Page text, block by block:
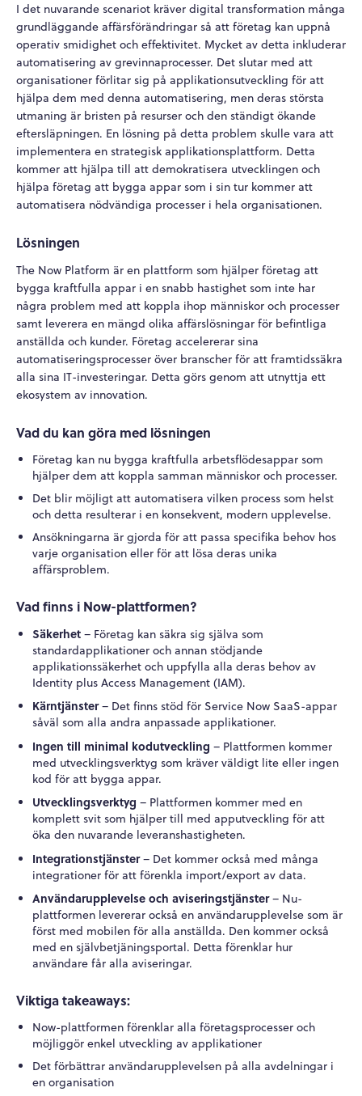
I det nuvarande scenariot kräver digital transformation många
grundläggande affärsförändringar så att företag kan uppnå
operativ smidighet och effektivitet. Mycket av detta inkluderar
automatisering av grevinnaprocesser. Det slutar med att
organisationer förlitar sig på applikationsutveckling för att
hjälpa dem med denna automatisering, men deras största
utmaning är bristen på resurser och den ständigt ökande
eftersläpningen. En lösning på detta problem skulle vara att
implementera en strategisk applikationsplattform. Detta
kommer att hjälpa till att demokratisera utvecklingen och
hjälpa företag att bygga appar som i sin tur kommer att
automatisera nödvändiga processer i hela organisationen.
Lösningen
The Now Platform är en plattform som hjälper företag att
bygga kraftfulla appar i en snabb hastighet som inte har
några problem med att koppla ihop människor och processer
samt leverera en mängd olika affärslösningar för befintliga
anställda och kunder. Företag accelererar sina
automatiseringsprocesser över branscher för att framtidssäkra
alla sina IT-investeringar. Detta görs genom att utnyttja ett
ekosystem av innovation.
Vad du kan göra med lösningen
Företag kan nu bygga kraftfulla arbetsflödesappar som
hjälper dem att koppla samman människor och processer.
Det blir möjligt att automatisera vilken process som helst
och detta resulterar i en konsekvent, modern upplevelse.
Ansökningarna är gjorda för att passa specifika behov hos
varje organisation eller för att lösa deras unika
affärsproblem.
Vad finns i Now-plattformen?
Säkerhet– Företag kan säkra sig själva som
standardapplikationer och annan stödjande
applikationssäkerhet och uppfylla alla deras behov av
Identity plus Access Management (IAM).
Kärntjänster– Det finns stöd för Service Now SaaS-appar
såväl som alla andra anpassade applikationer.
Ingen till minimal kodutveckling – Plattformen kommer
med utvecklingsverktyg som kräver väldigt lite eller ingen
kod för att bygga appar.
Utvecklingsverktyg – Plattformen kommer med en
komplett svit som hjälper till med apputveckling för att
öka den nuvarande leveranshastigheten.
Integrationstjänster– Det kommer också med många
integrationer för att förenkla import/export av data.
Användarupplevelse och aviseringstjänster– Nu-
plattformen levererar också en användarupplevelse som är
först med mobilen för alla anställda. Den kommer också
med en självbetjäningsportal. Detta förenklar hur
användare får alla aviseringar.
Viktiga takeaways:
Now-plattformen förenklar alla företagsprocesser och
möjliggör enkel utveckling av applikationer
Det förbättrar användarupplevelsen på alla avdelningar i
en organisation